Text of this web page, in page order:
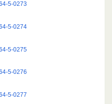
5-0273
5-0274
5-0275
5-0276
5-0277